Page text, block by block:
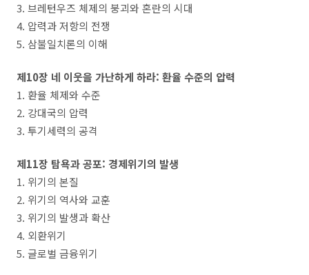
3. 브레턴우즈 체제의 붕괴와 혼란의 시대
4. 압력과 저항의 전쟁
5. 삼불일치론의 이해
제10장 네 이웃을 가난하게 하라: 환율 수준의 압력
1. 환율 체제와 수준
2. 강대국의 압력
3. 투기세력의 공격
제11장 탐욕과 공포: 경제위기의 발생
1. 위기의 본질
2. 위기의 역사와 교훈
3. 위기의 발생과 확산
4. 외환위기
5. 글로벌 금융위기